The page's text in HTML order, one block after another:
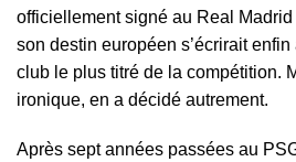
officiellement signé au Real
son destin européen s’écrirait
club le plus titré de la compétition.
ironique, en a décidé autrement.
Après sept années passées au